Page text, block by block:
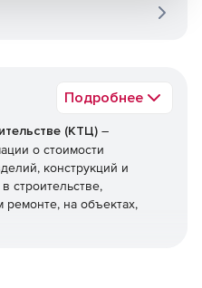
Подробнее
(КТЦ) –
о стоимости
конструкций и
строительстве,
ремонте, на объектах,